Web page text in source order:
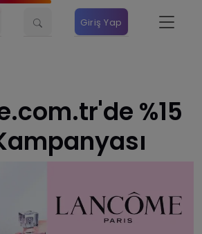
Giriş Yap
%15